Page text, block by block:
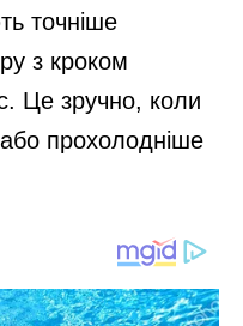
точніше
з кроком
Це зручно, коли
прохолодніше